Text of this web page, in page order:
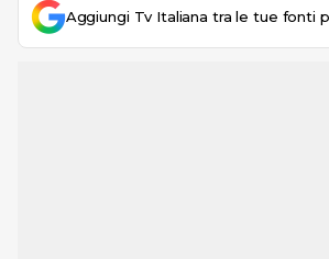
Aggiungi Tv Italiana tra le tue fonti